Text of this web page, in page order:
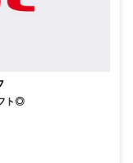
ト◎